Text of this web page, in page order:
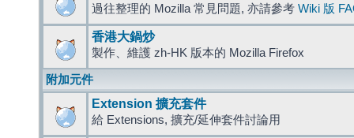
過往整理的 Mozilla 常見問題, 亦請參考 Wiki 版
香港大鍋炒
製作、維護 zh-HK 版本的 Mozilla Firefox
附加元件
Extension 擴充套件
給 Extensions, 擴充/延伸套件討論用